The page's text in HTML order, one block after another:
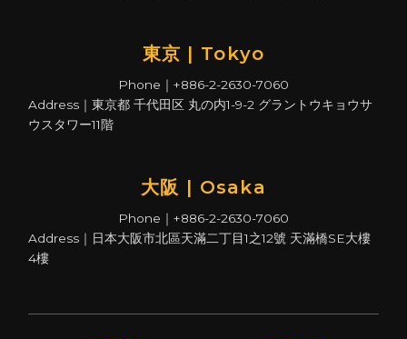
東京 | Tokyo
Phone｜+886-2-2630-7060
Address｜東京都 千代田区 丸の内1-9-2 グラントウキョウサ
ウスタワー11階
大阪 | Osaka
Phone｜+886-2-2630-7060
Address｜日本大阪市北區天滿二丁目1之12號 天滿橋SE大樓
4樓